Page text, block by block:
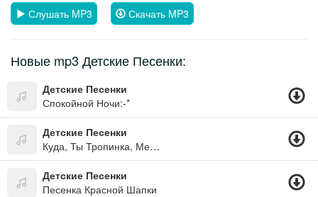
Слушать MP3 Скачать MP3
Новые mp3 Детские Песенки:
Детские Песенки
Спокойной Ночи:-*
Детские Песенки
Куда, Ты Тропинка, Меня Привела ?
Детские Песенки
Песенка Красной Шапки